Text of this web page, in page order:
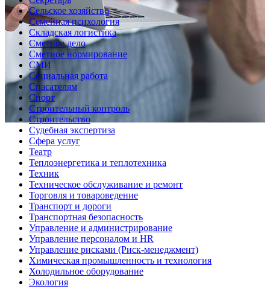
Сельское хозяйство
Семейная психология
Складская логистика
Сметное дело
Сметное нормирование
СМИ
Социальная работа
Спасателям
Спорт
Строительный контроль
Строительство
Судебная экспертиза
Сфера услуг
Театр
Теплоэнергетика и теплотехника
Техник
Техническое обслуживание и ремонт
Торговля и товароведение
Транспорт и дороги
Транспортная безопасность
Управление и администрирование
Управление персоналом и HR
Управление рисками (Риск-менеджмент)
Химическая промышленность и технология
Холодильное оборудование
Экология